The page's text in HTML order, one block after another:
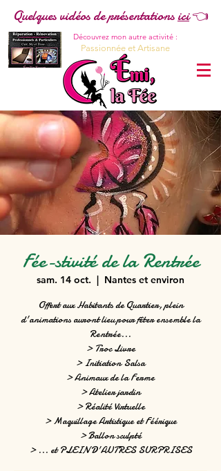
Quelques vidéos de présentationsici👈
Découvrez mon autre activité :
Passionnée et Artisane
Fée-stivité de la Rentrée
sam. 14 oct.
  |
Nantes et environ
Offert aux Habitants de Quartier, plein
d'animations auront lieu pour fêter ensemble la
Rentrée...
> Troc Livre
> Initiation Salsa
> Animaux de la Ferme
> Atelier jardin
> Réalité Virtuelle
> Maquillage Artistique et Féérique
> Ballon sculpté
> ... et PLEIN D'AUTRES SURPRISES